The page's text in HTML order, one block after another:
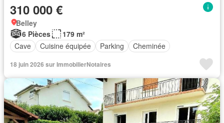
310 000 €
Belley
6 Pièces
179 m²
Cave
Cuisine équipée Parking Cheminée
18 juin 2026 sur ImmobilierNotaires